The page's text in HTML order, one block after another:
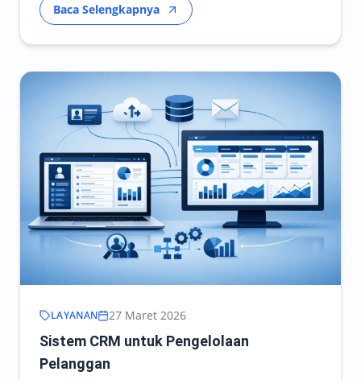
Baca Selengkapnya
LAYANAN 27 Maret 2026
Sistem CRM untuk Pengelolaan
Pelanggan